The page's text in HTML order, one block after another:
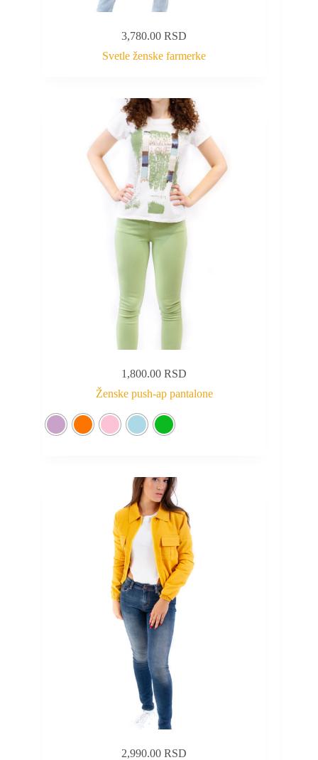
3,780.00RSD
Svetle ženske farmerke
1,800.00RSD
Ženske push-ap pantalone
2,990.00RSD